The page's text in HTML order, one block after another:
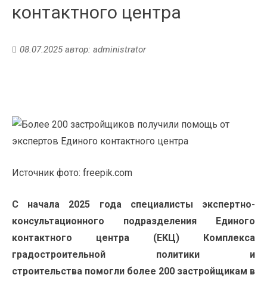
контактного центра
08.07.2025автор: administrator
Источник фото: freepik.com
С начала 2025 года специалисты экспертно-
консультационного подразделения Единого
контактного центра (ЕКЦ) Комплекса
градостроительной политики и
строительства помогли более 200 застройщикам в